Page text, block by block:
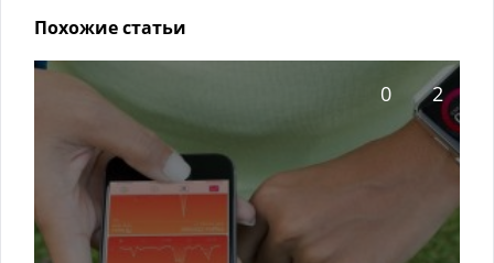
Похожие статьи
0 2